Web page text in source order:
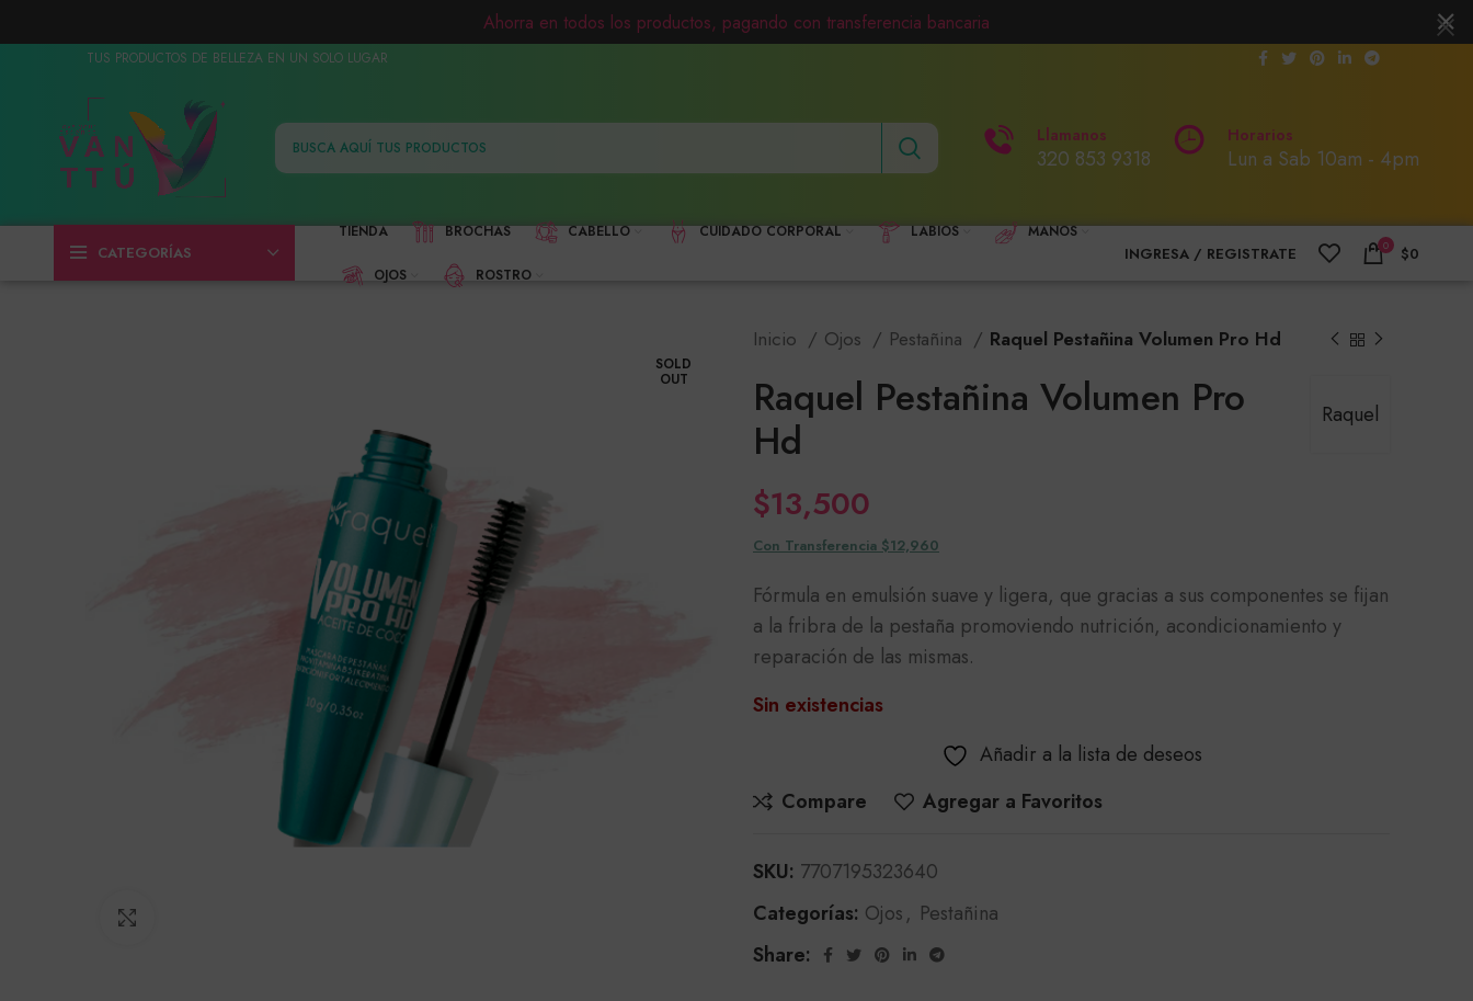
TUS PRODUCTOS DE BELLEZA EN UN SOLO LUGAR
Llamanos
320 853 9318
Horarios
Lun a Sab 10am - 4pm
CATEGORÍAS
TIENDA BROCHAS CABELLO CUIDADO CORPORAL LABIOS MANOS
OJOS ROSTRO
INGRESA / REGISTRATE 0 $0
SOLD
OUT
Inicio Ojos Pestañina Raquel Pestañina Volumen Pro Hd
Raquel
Raquel Pestañina Volumen Pro
Hd
$13,500
Con Transferencia $12,960
Fórmula en emulsión suave y ligera, que gracias a sus componentes se fijan
a la fribra de la pestaña promoviendo nutrición, acondicionamiento y
reparación de las mismas.
Sin existencias
Añadir a la lista de deseos
Compare
Agregar a Favoritos
SKU: 7707195323640
Categorías: Ojos, Pestañina
Share:
Ahorra en todos los productos, pagando con transferencia bancaria